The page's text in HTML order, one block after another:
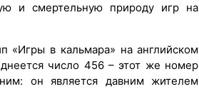
и смертельную природу игр на
«Игры в кальмара» на английском
число 456 – этот же номер
он является давним жителем